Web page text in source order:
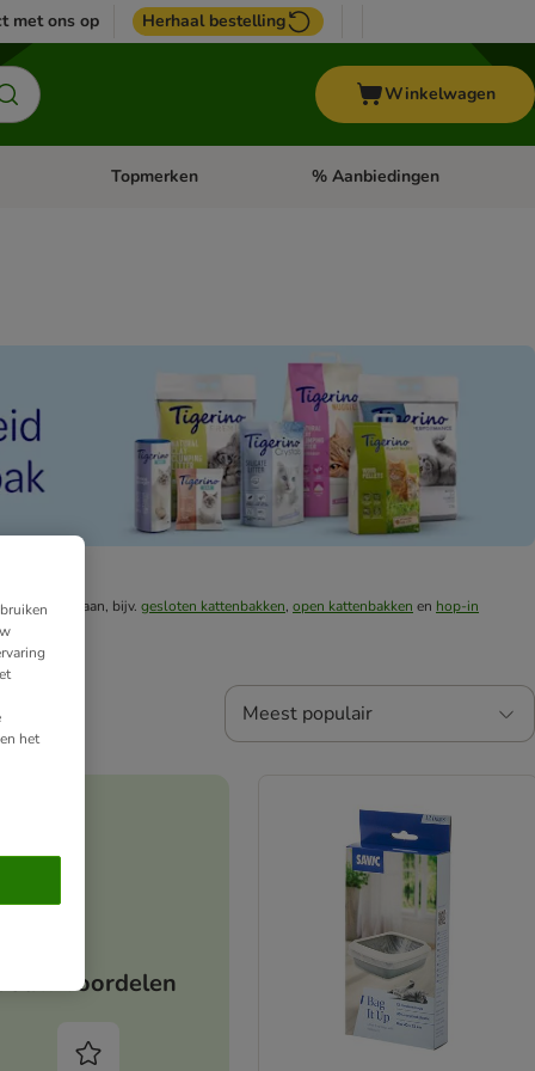
met ons op Herhaal bestelling
Winkelwagen
menu: VogelOpen categorie menu: Paard
Topmerken Open categorie menu:
% Aanbiedingen
aan, bijv. gesloten kattenbakken, open kattenbakken en hop-in
Meest populair
Jouw voordelen
het